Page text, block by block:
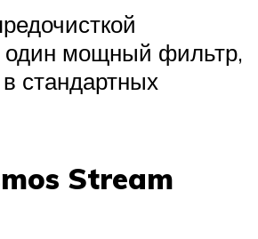
один мощный фильтр,
стандартных
Stream